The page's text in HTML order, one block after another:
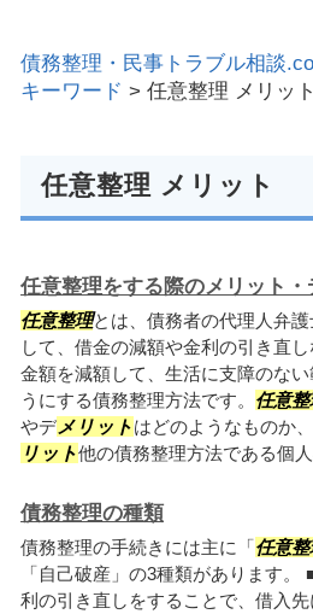
債務整理・民事トラブル相談
キーワード > 任意整理 メリット
任意整理 メリット
任意整理をする際のメリット・
任意整理とは、債務者の代理人弁
して、借金の減額や金利の引き直
金額を減額して、生活に支障のな
うにする債務整理方法です。 任意
やデメリットはどのようなものか
リット他の債務整理方法である個
債務整理の種類
債務整理の手続きには主に「任意
「自己破産」の3種類があります。
利の引き直しをすることで、借入